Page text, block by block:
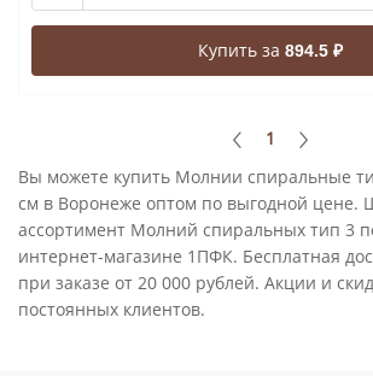
Купить за 894.5 ₽
1
Вы можете купить Молнии спиральные
см в Воронеже оптом по выгодной цене.
ассортимент Молний спиральных тип 3
интернет-магазине 1ПФК. Бесплатная
при заказе от 20 000 рублей. Акции и
постоянных клиентов.